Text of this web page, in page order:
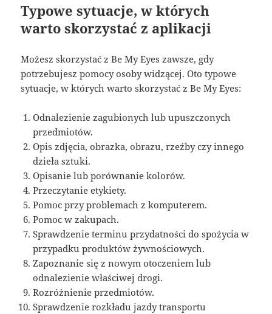
Typowe sytuacje, w których
warto skorzystać z aplikacji
Możesz skorzystać z Be My Eyes zawsze, gdy
potrzebujesz pomocy osoby widzącej. Oto typowe
sytuacje, w których warto skorzystać z Be My Eyes:
Odnalezienie zagubionych lub upuszczonych
przedmiotów.
Opis zdjęcia, obrazka, obrazu, rzeźby czy innego
dzieła sztuki.
Opisanie lub porównanie kolorów.
Przeczytanie etykiety.
Pomoc przy problemach z komputerem.
Pomoc w zakupach.
Sprawdzenie terminu przydatności do spożycia w
przypadku produktów żywnościowych.
Zapoznanie się z nowym otoczeniem lub
odnalezienie właściwej drogi.
Rozróżnienie przedmiotów.
Sprawdzenie rozkładu jazdy transportu